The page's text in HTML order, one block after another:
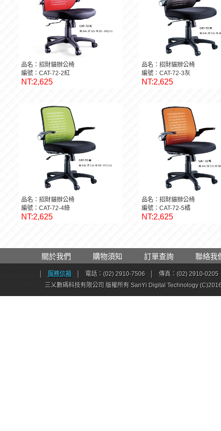
品名：招財貓辦公椅
編號：CAT-72-2紅
NT:2,625
品名：招財貓辦公椅
編號：CAT-72-3灰
NT:2,625
品名：招財貓辦公椅
編號：CAT-72-4綠
NT:2,625
品名：招財貓辦公椅
編號：CAT-72-5橘
NT:2,625
關於我們 購物須知 訂單查詢 聯絡我
服務信箱 電話：(02) 2910-7506
傳真：(02) 2910-0205
三乂數碼科技有限公司 版權所有 SanYi Digital Technology